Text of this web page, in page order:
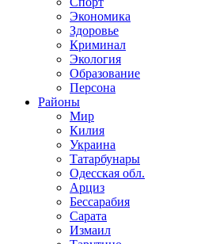
Экономика
Здоровье
Криминал
Экология
Образование
Персона
Районы
Мир
Килия
Украина
Татарбунары
Одесская обл.
Арциз
Бессарабия
Сарата
Измаил